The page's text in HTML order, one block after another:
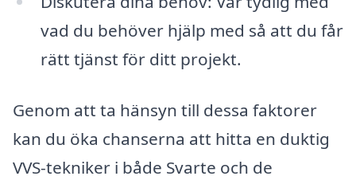
vad du behöver hjälp med så att du får
rätt tjänst för ditt projekt.
Genom att ta hänsyn till dessa faktorer
kan du öka chanserna att hitta en duktig
VVS-tekniker i både Svarte och de